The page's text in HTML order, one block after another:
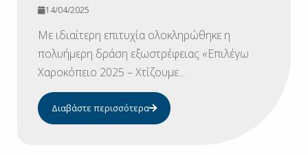
14/04/2025
Με ιδιαίτερη επιτυχία ολοκληρώθηκε η
πολυήμερη δράση εξωστρέφειας «Επιλέγω
Χαροκόπειο 2025 – Χτίζουμε...
Διαβάστε περισσότερα